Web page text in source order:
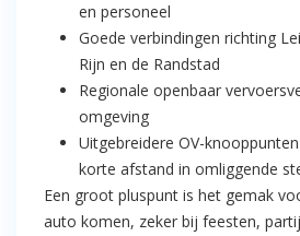
en personeel
Goede verbindingen richting
Rijn en de Randstad
Regionale openbaar
omgeving
Uitgebreidere OV-
korte afstand in omliggende
Een groot pluspunt is het gemak
auto komen, zeker bij feesten,